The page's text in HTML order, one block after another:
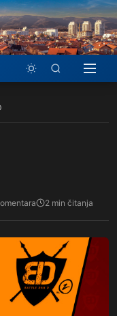
2 min čitanja